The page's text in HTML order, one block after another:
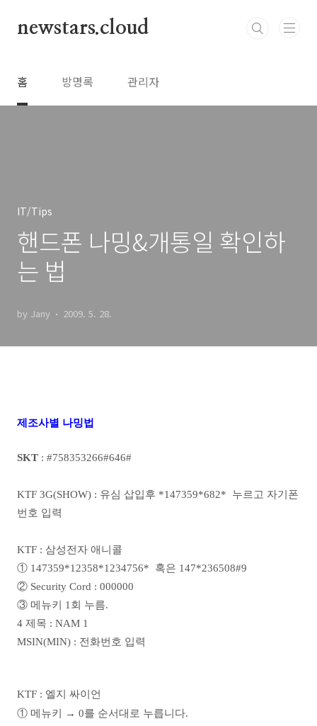
newstars.cloud
홈 방명록 관리자
IT/Tips
핸드폰 나밍&개통일 확인하
는 법
by Jany 2009. 5. 28.
제조사별 나밍법
SKT : #758353266#646#
KTF 3G(SHOW) : 유심 삽입후 *147359*682* 누르고 자기폰
번호 입력
KTF : 삼성전자 애니콜
① 147359*12358*1234756* 혹은 147*236508#9
② Security Cord : 000000
③ 메뉴키 1회 누름.
4 제목 : NAM 1
MSIN(MIN) : 전화번호 입력
KTF : 엘지 싸이언
① 메뉴키 → 0를 순서대로 누릅니다.